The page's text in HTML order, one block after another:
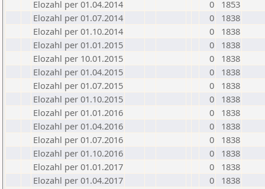
Elozahl per 01.04.2014
0
1853
Elozahl per 01.07.2014
0
1838
Elozahl per 01.10.2014
0
1838
Elozahl per 01.01.2015
0
1838
Elozahl per 10.01.2015
0
1838
Elozahl per 01.04.2015
0
1838
Elozahl per 01.07.2015
0
1838
Elozahl per 01.10.2015
0
1838
Elozahl per 01.01.2016
0
1838
Elozahl per 01.04.2016
0
1838
Elozahl per 01.07.2016
0
1838
Elozahl per 01.10.2016
0
1838
Elozahl per 01.01.2017
0
1838
Elozahl per 01.04.2017
0
1838